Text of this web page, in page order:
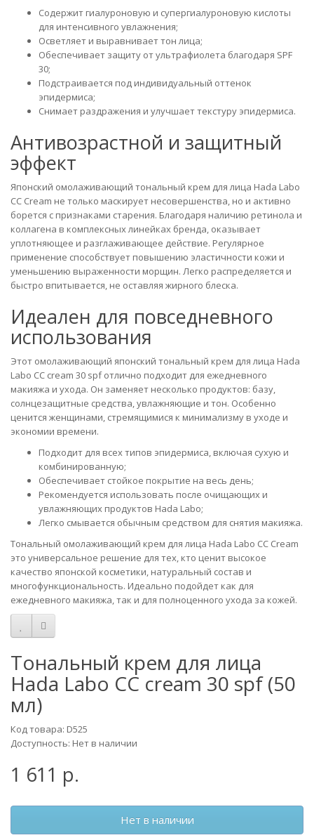
Содержит гиалуроновую и супергиалуроновую кислоты
для интенсивного увлажнения;
Осветляет и выравнивает тон лица;
Обеспечивает защиту от ультрафиолета благодаря SPF
30;
Подстраивается под индивидуальный оттенок
эпидермиса;
Снимает раздражения и улучшает текстуру эпидермиса.
Антивозрастной и защитный
эффект
Японский омолаживающий тональный крем для лица Hada Labo
CC Cream не только маскирует несовершенства, но и активно
борется с признаками старения. Благодаря наличию ретинола и
коллагена в комплексных линейках бренда, оказывает
уплотняющее и разглаживающее действие. Регулярное
применение способствует повышению эластичности кожи и
уменьшению выраженности морщин. Легко распределяется и
быстро впитывается, не оставляя жирного блеска.
Идеален для повседневного
использования
Этот омолаживающий японский тональный крем для лица Hada
Labo CC cream 30 spf отлично подходит для ежедневного
макияжа и ухода. Он заменяет несколько продуктов: базу,
солнцезащитные средства, увлажняющие и тон. Особенно
ценится женщинами, стремящимися к минимализму в уходе и
экономии времени.
Подходит для всех типов эпидермиса, включая сухую и
комбинированную;
Обеспечивает стойкое покрытие на весь день;
Рекомендуется использовать после очищающих и
увлажняющих продуктов Hada Labo;
Легко смывается обычным средством для снятия макияжа.
Тональный омолаживающий крем для лица Hada Labo CC Cream
это универсальное решение для тех, кто ценит высокое
качество японской косметики, натуральный состав и
многофункциональность. Идеально подойдет как для
ежедневного макияжа, так и для полноценного ухода за кожей.
Тональный крем для лица
Hada Labo CC cream 30 spf (50
мл)
Код товара: D525
Доступность: Нет в наличии
1 611 р.
Нет в наличии